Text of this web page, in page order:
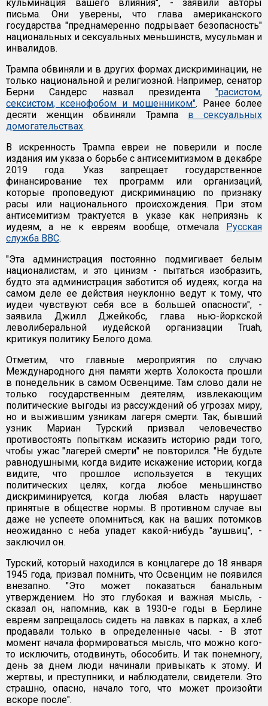
кульминация вашего влияния", - заявили авторы
письма. Они уверены, что глава американского
государства "преднамеренно подрывает безопасность"
национальных и сексуальных меньшинств, мусульман и
инвалидов.
Трампа обвиняли и в других формах дискриминации, не
только национальной и религиозной. Например, сенатор
Берни Сандерс назвал президента "расистом,
сексистом, ксенофобом и мошенником". Ранее более
десяти женщин обвиняли Трампа в сексуальных
домогательствах.
В искренность Трампа евреи не поверили и после
издания им указа о борьбе с антисемитизмом в декабре
2019 года. Указ запрещает государственное
финансирование тех программ или организаций,
которые проповедуют дискриминацию по признаку
расы или национального происхождения. При этом
антисемитизм трактуется в указе как неприязнь к
иудеям, а не к евреям вообще, отмечала Русская
служба BBC.
"Эта администрация постоянно подмигивает белым
националистам, и это цинизм - пытаться изобразить,
будто эта администрация заботится об иудеях, когда на
самом деле ее действия неуклонно ведут к тому, что
иудеи чувствуют себя все в большей опасности", -
заявила Джилл Джейкобс, глава нью-йоркской
леволиберальной иудейской организации Truah,
критикуя политику Белого дома.
Отметим, что главные мероприятия по случаю
Международного дня памяти жертв Холокоста прошли
в понедельник в самом Освенциме. Там слово дали не
только государственным деятелям, извлекающим
политические выгоды из рассуждений об угрозах миру,
но и выжившим узникам лагеря смерти. Так, бывший
узник Мариан Турский призвал человечество
противостоять попыткам исказить историю ради того,
чтобы ужас "лагерей смерти" не повторился. "Не будьте
равнодушными, когда видите искажение истории, когда
видите, что прошлое используется в текущих
политических целях, когда любое меньшинство
дискриминируется, когда любая власть нарушает
принятые в обществе нормы. В противном случае вы
даже не успеете опомниться, как на ваших потомков
неожиданно с неба упадет какой-нибудь "аушвиц", -
заключил он.
Турский, который находился в концлагере до 18 января
1945 года, призвал помнить, что Освенцим не появился
внезапно. "Это может показаться банальным
утверждением. Но это глубокая и важная мысль, -
сказал он, напомнив, как в 1930-е годы в Берлине
евреям запрещалось сидеть на лавках в парках, а хлеб
продавали только в определенные часы. - В этот
момент начала формироваться мысль, что можно кого-
то исключить, отодвинуть, обособить. И так понемногу,
день за днем люди начинали привыкать к этому. И
жертвы, и преступники, и наблюдатели, свидетели. Это
страшно, опасно, начало того, что может произойти
вскоре после".